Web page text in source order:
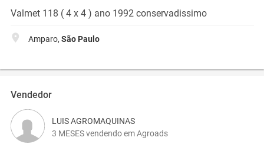
Valmet 118 ( 4 x 4 ) ano 1992 conservadissimo
Amparo, São Paulo
Vendedor
LUIS AGROMAQUINAS
3 MESES vendendo em Agroads